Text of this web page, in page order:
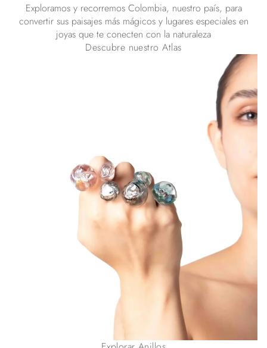
Exploramos y recorremos Colombia, nuestro país, para
convertir sus paisajes más mágicos y lugares especiales en
joyas que te conecten con la naturaleza
Descubre nuestro Atlas